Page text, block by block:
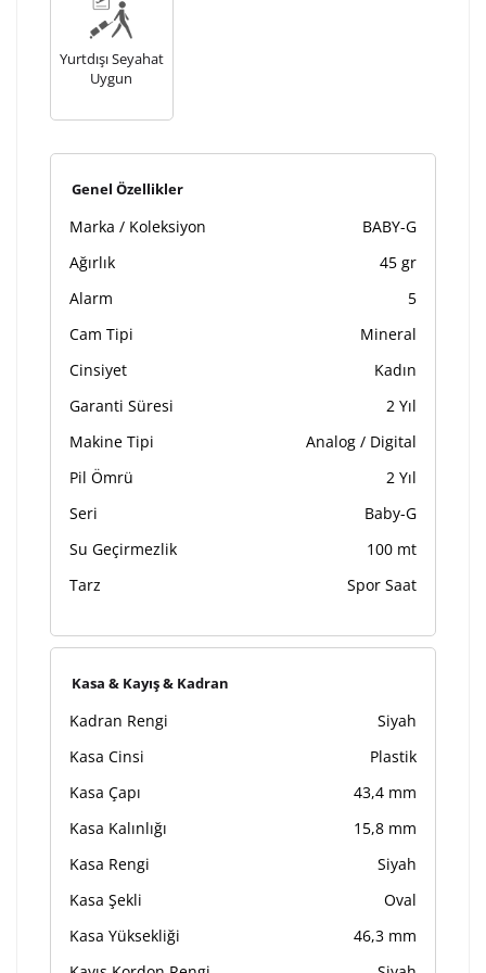
Yurtdışı Seyahat
Uygun
Genel Özellikler
Marka / Koleksiyon
BABY-G
Ağırlık
45 gr
Alarm
5
Cam Tipi
Mineral
Cinsiyet
Kadın
Garanti Süresi
2 Yıl
Makine Tipi
Analog / Digital
Pil Ömrü
2 Yıl
Seri
Baby-G
Su Geçirmezlik
100 mt
Tarz
Spor Saat
Kasa & Kayış & Kadran
Kadran Rengi
Siyah
Kasa Cinsi
Plastik
Kasa Çapı
43,4 mm
Kasa Kalınlığı
15,8 mm
Kasa Rengi
Siyah
Kasa Şekli
Oval
Kasa Yüksekliği
46,3 mm